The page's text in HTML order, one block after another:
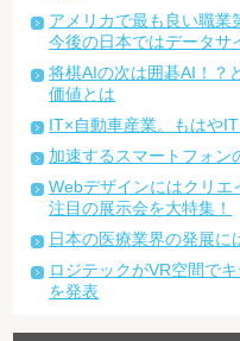
アメリカで最も良い職業
今後の日本ではデータサ
将棋AIの次は囲碁AI！？
価値とは
IT×自動車産業。もはや
加速するスマートフォン
Webデザインにはクリエ
注目の展示会を大特集！
日本の医療業界の発展に
ロジテックがVR空間で
を発表